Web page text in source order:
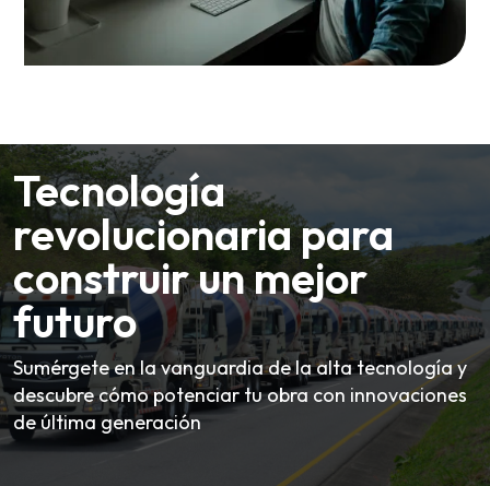
Tecnología
revolucionaria para
construir un mejor
futuro
Sumérgete en la vanguardia de la alta tecnología y
descubre cómo potenciar tu obra con innovaciones
de última generación